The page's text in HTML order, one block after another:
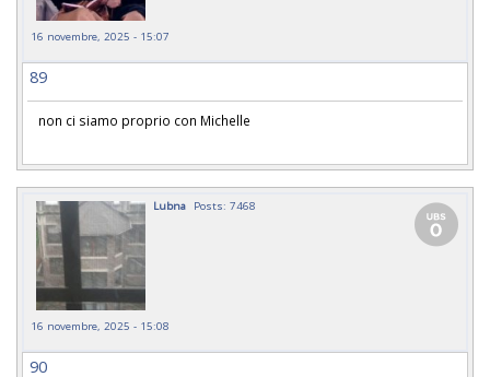
16 novembre, 2025 - 15:07
89
non ci siamo proprio con Michelle
Lubna Posts: 7468
16 novembre, 2025 - 15:08
90